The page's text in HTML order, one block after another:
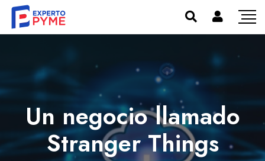
Un negocio llamado
Stranger Things